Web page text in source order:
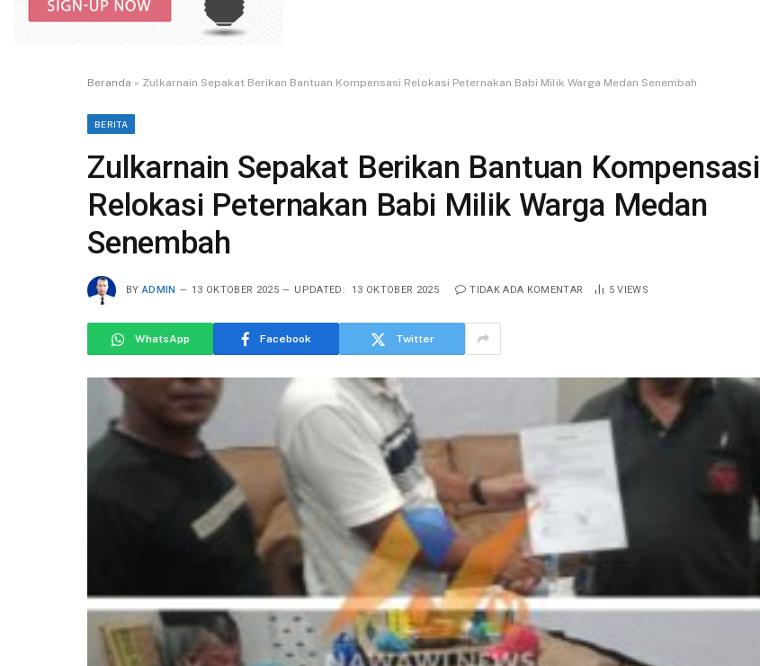
Beranda » Zulkarnain Sepakat Berikan Bantuan Kompensasi Relokasi Peternakan Babi Milik Warga Medan Senembah
BERITA
Zulkarnain Sepakat Berikan Bantuan Kompensasi
Relokasi Peternakan Babi Milik Warga Medan
Senembah
BY ADMIN 13 OKTOBER 2025 UPDATED: 13 OKTOBER 2025 TIDAK ADA KOMENTAR 5VIEWS
WhatsApp Facebook Twitter